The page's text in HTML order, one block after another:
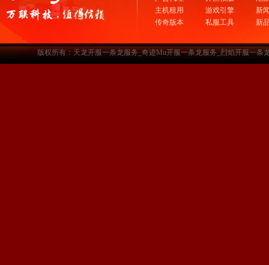
主机租用
传奇版本
游戏引擎
私服工具
新
新
版权所有：天龙开服一条龙服务_奇迹Mu开服一条龙服务_烈焰开服一条